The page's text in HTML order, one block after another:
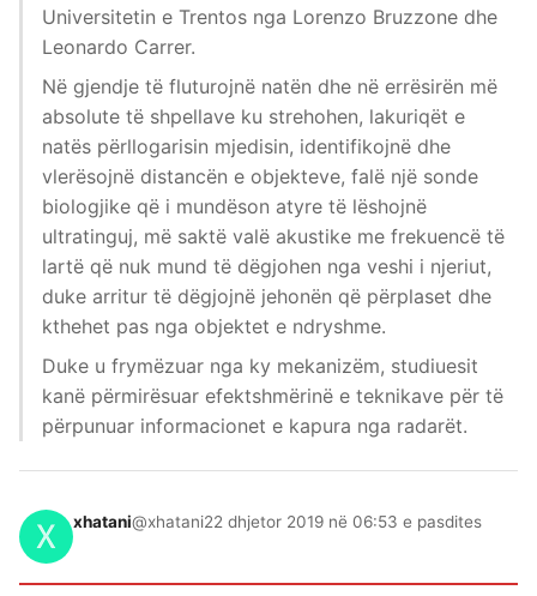
Universitetin e Trentos nga Lorenzo Bruzzone dhe
Leonardo Carrer.
Në gjendje të fluturojnë natën dhe në errësirën më
absolute të shpellave ku strehohen, lakuriqët e
natës përllogarisin mjedisin, identifikojnë dhe
vlerësojnë distancën e objekteve, falë një sonde
biologjike që i mundëson atyre të lëshojnë
ultratinguj, më saktë valë akustike me frekuencë të
lartë që nuk mund të dëgjohen nga veshi i njeriut,
duke arritur të dëgjojnë jehonën që përplaset dhe
kthehet pas nga objektet e ndryshme.
Duke u frymëzuar nga ky mekanizëm, studiuesit
kanë përmirësuar efektshmërinë e teknikave për të
përpunuar informacionet e kapura nga radarët.
xhatani@xhatani22 dhjetor 2019 në 06:53 e pasdites